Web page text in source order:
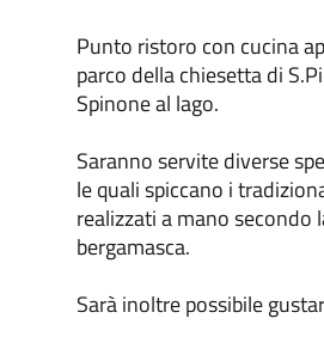
Punto ristoro con cucina
parco della chiesetta di
Spinone al lago.
Saranno servite diverse
le quali spiccano i
realizzati a mano secondo
bergamasca.
Sarà inoltre possibile